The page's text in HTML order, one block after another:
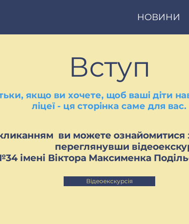
НОВИНИ
Вступ
якщо ви хочете, щоб ваші діти
ліцеї - ця сторінка саме для вас.
ви можете ознайомитися
переглянувши
імені Віктора Максименка
Відеоекскурсія